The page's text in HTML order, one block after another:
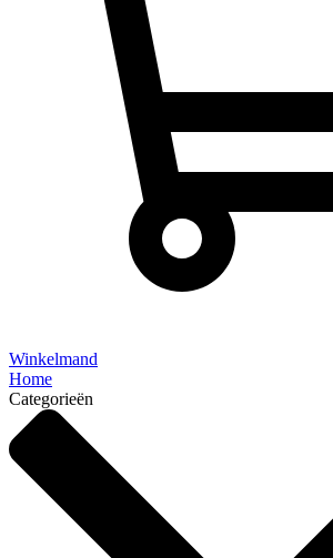
Winkelmand
Home
Categorieën